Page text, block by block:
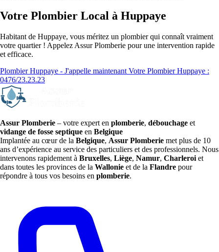
Votre Plombier Local à Huppaye
Habitant de Huppaye, vous méritez un plombier qui connaît vraiment
votre quartier ! Appelez Assur Plomberie pour une intervention rapide
et efficace.
Plombier Huppaye - J'appelle maintenant Votre Plombier Huppaye :
0476/23.23.23
Assur Plomberie – votre expert en plomberie, débouchage et
vidange de fosse septique en Belgique
Implantée au cœur de la Belgique, Assur Plomberie met plus de 10
ans d’expérience au service des particuliers et des professionnels. Nous
intervenons rapidement à Bruxelles, Liège, Namur, Charleroi et
dans toutes les provinces de la Wallonie et de la Flandre pour
répondre à tous vos besoins en plomberie.